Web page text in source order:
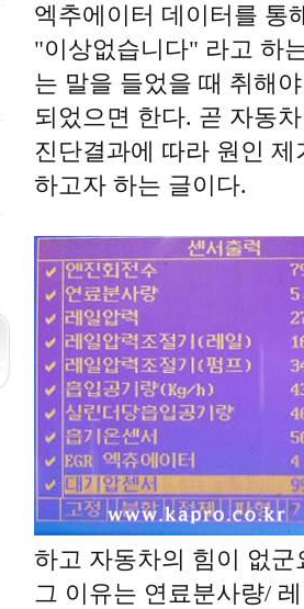
엑추에이터 데이터를 통
"이상없습니다" 라고 하
는 말을 들었을 때 취해
되었으면 한다. 곧 자동
진단결과에 따라 원인
하고자 하는 글이다.
하고 자동차의 힘이 없
그 이유는 연료분사량/